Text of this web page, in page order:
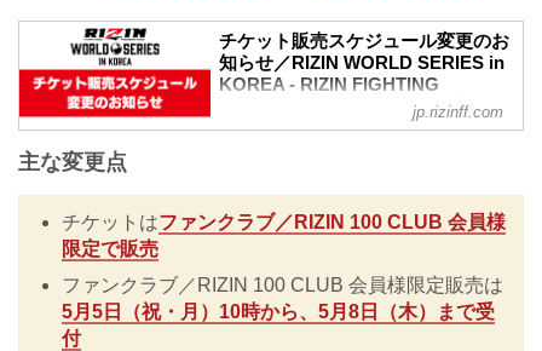
RIZIN MMAルール：5分 3R（71.0kg）
大原樹理 vs. ジョニー・ケース
ジ・ヒョクミン vs. 武田光司
RIZIN MMAルール：5分 3R（66.0kg）
...
チケット販売スケジュール変更のお
知らせ／RIZIN WORLD SERIES in
KOREA - RIZIN FIGHTING
FEDERATION オフィシャルサイト
が変更となりましたのでお知らせいたし
主な変更点
チケットはファンクラブ／RIZIN 100
CLUB 会員様限定で販売
jp.rizinff.com
主な変更点
チケットはファンクラブ／RIZIN 100 CLUB 会員様
限定で販売
ファンクラブ／RIZIN 100 CLUB 会員様限定販売は
5月5日（祝・月）10時から、5月8日（木）まで受
付